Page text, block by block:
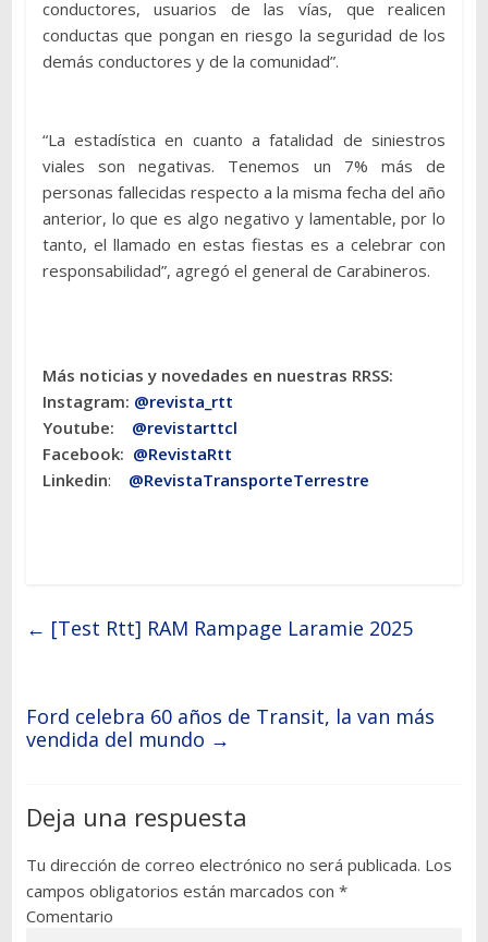
conductores, usuarios de las vías, que realicen
conductas que pongan en riesgo la seguridad de los
demás conductores y de la comunidad”.
“La estadística en cuanto a fatalidad de siniestros
viales son negativas. Tenemos un 7% más de
personas fallecidas respecto a la misma fecha del año
anterior, lo que es algo negativo y lamentable, por lo
tanto, el llamado en estas fiestas es a celebrar con
responsabilidad”, agregó el general de Carabineros.
Más noticias y novedades en nuestras RRSS:
Instagram: @revista_rtt
Youtube: @revistarttcl
Facebook: @RevistaRtt
Linkedin: @RevistaTransporteTerrestre
← [Test Rtt] RAM Rampage Laramie 2025
Ford celebra 60 años de Transit, la van más
vendida del mundo →
Deja una respuesta
Tu dirección de correo electrónico no será publicada. Los
campos obligatorios están marcados con *
Comentario